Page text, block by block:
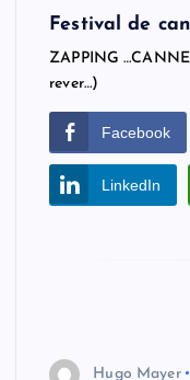
Festival de
ZAPPING
rever…)
Facebook
LinkedIn
Hugo Mayer